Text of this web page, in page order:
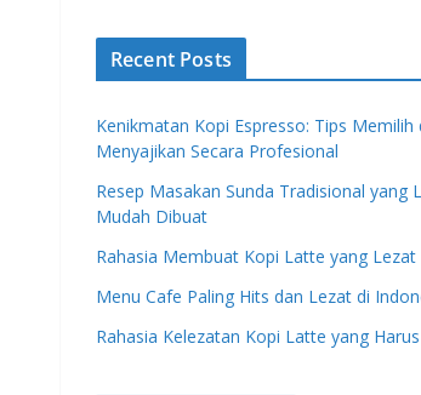
Recent Posts
Kenikmatan Kopi Espresso: Tips Memilih
Menyajikan Secara Profesional
Resep Masakan Sunda Tradisional yang
Mudah Dibuat
Rahasia Membuat Kopi Latte yang Lezat
Menu Cafe Paling Hits dan Lezat di
Rahasia Kelezatan Kopi Latte yang